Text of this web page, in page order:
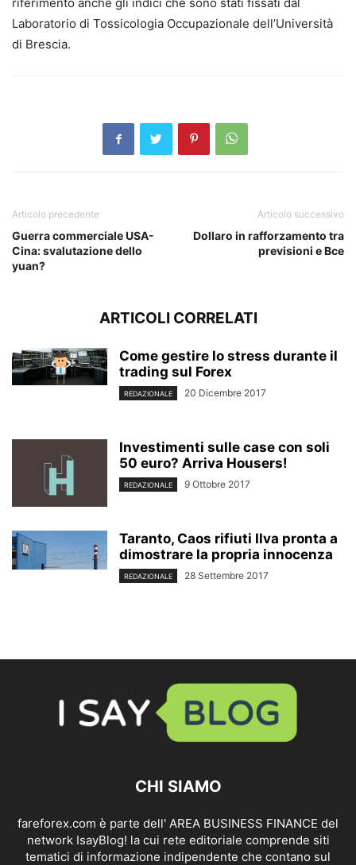
Laboratorio di Tossicologia Occupazionale dell’Università
di Brescia.
Articolo precedente
Guerra commerciale USA-
Cina: svalutazione dello
yuan?
Articolo successivo
Dollaro in rafforzamento tra
previsioni e Bce
ARTICOLI CORRELATI
Come gestire lo stress durante il
trading sul Forex
REDAZIONALE 20 Dicembre 2017
Investimenti sulle case con soli
50 euro? Arriva Housers!
REDAZIONALE 9 Ottobre 2017
Taranto, Caos rifiuti Ilva pronta a
dimostrare la propria innocenza
REDAZIONALE 28 Settembre 2017
CHI SIAMO
fareforex.com è parte dell' AREA BUSINESS FINANCE del
network IsayBlog! la cui rete editoriale comprende siti
tematici di informazione indipendente che contano sul